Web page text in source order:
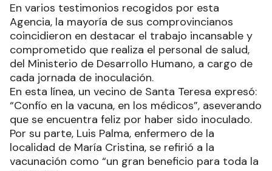
En varios testimonios recogidos por esta
Agencia, la mayoría de sus comprovincianos
coincidieron en destacar el trabajo incansable y
comprometido que realiza el personal de salud,
del Ministerio de Desarrollo Humano, a cargo de
cada jornada de inoculación.
En esta línea, un vecino de Santa Teresa expresó:
“Confío en la vacuna, en los médicos”, aseverando
que se encuentra feliz por haber sido inoculado.
Por su parte, Luis Palma, enfermero de la
localidad de María Cristina, se refirió a la
vacunación como “un gran beneficio para toda la